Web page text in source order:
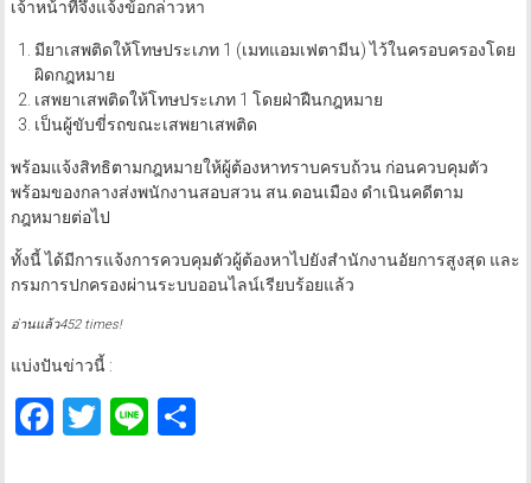
เจ้าหน้าที่จึงแจ้งข้อกล่าวหา
มียาเสพติดให้โทษประเภท 1 (เมทแอมเฟตามีน) ไว้ในครอบครองโดย
ผิดกฎหมาย
เสพยาเสพติดให้โทษประเภท 1 โดยฝ่าฝืนกฎหมาย
เป็นผู้ขับขี่รถขณะเสพยาเสพติด
พร้อมแจ้งสิทธิตามกฎหมายให้ผู้ต้องหาทราบครบถ้วน ก่อนควบคุมตัว
พร้อมของกลางส่งพนักงานสอบสวน สน.ดอนเมือง ดำเนินคดีตาม
กฎหมายต่อไป
ทั้งนี้ ได้มีการแจ้งการควบคุมตัวผู้ต้องหาไปยังสำนักงานอัยการสูงสุด และ
กรมการปกครองผ่านระบบออนไลน์เรียบร้อยแล้ว
อ่านแล้ว452 times!
แบ่งปันข่าวนี้ :
Facebook
Twitter
LineShare